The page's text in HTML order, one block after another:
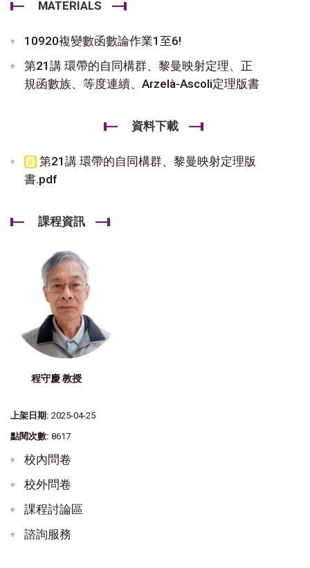
MATERIALS
10920複變數函數論作業1至6!
第21講 環帶的自同構群、黎曼映射定理、正
規函數族、等度連續、Arzelà-Ascoli定理版書
資料下載
第21講 環帶的自同構群、黎曼映射定理版
書.pdf
課程資訊
程守慶 教授
上架日期: 2025-04-25
點閱次數: 8617
校內問卷
校外問卷
課程討論區
諮詢服務